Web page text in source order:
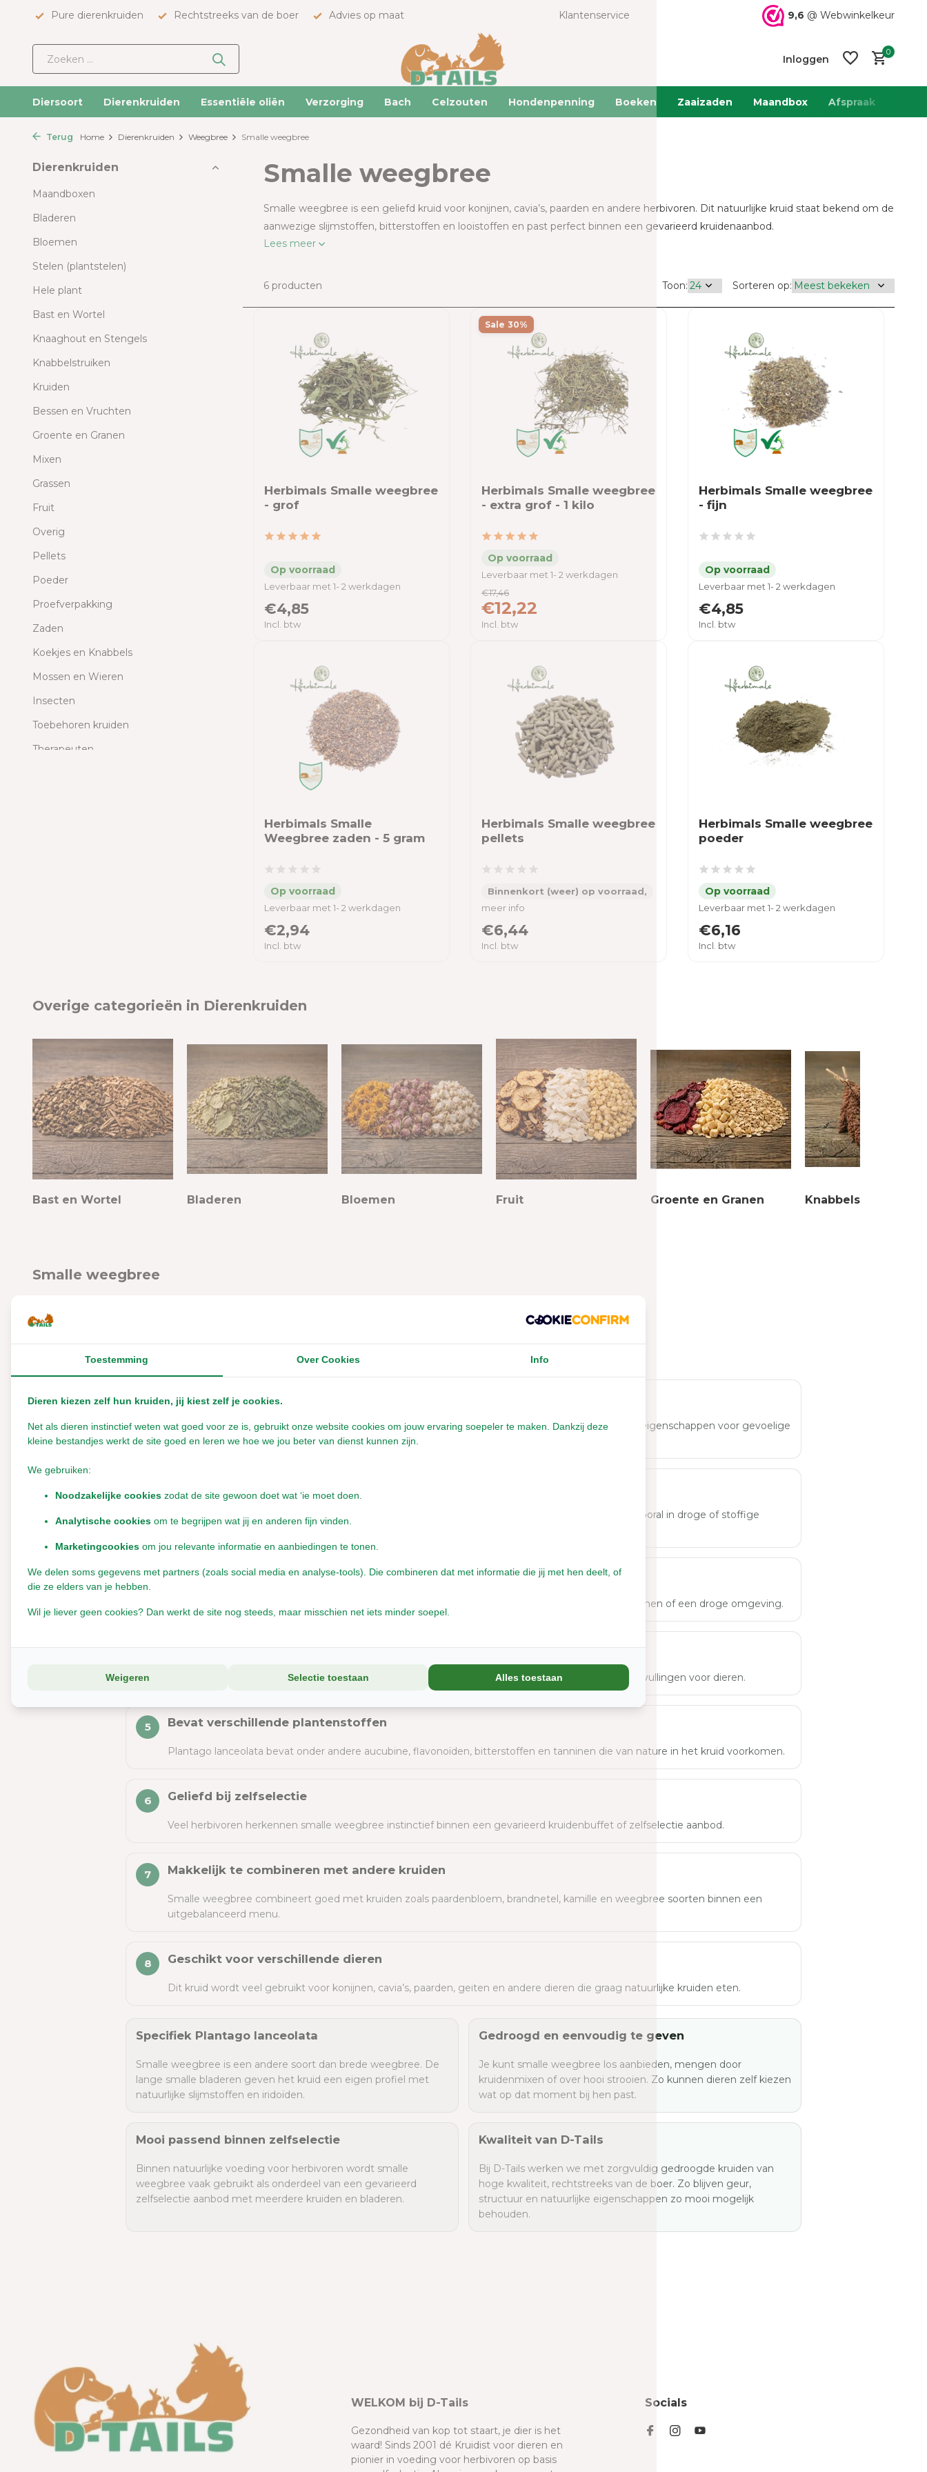
Pure dierenkruiden Rechtstreeks van de boer Advies op maat Klantenservice 9,6 @ Webwinkelkeur
Inloggen
0
Diersoort Dierenkruiden Essentiële oliën Verzorging Bach Celzouten Hondenpenning Boeken Zaaizaden Maandbox Afspraak
Terug Home Dierenkruiden Weegbree Smalle weegbree
Dierenkruiden
Maandboxen
Bladeren
Bloemen
Stelen (plantstelen)
Hele plant
Bast en Wortel
Knaaghout en Stengels
Knabbelstruiken
Kruiden
Bessen en Vruchten
Groente en Granen
Mixen
Grassen
Fruit
Overig
Pellets
Poeder
Proefverpakking
Zaden
Koekjes en Knabbels
Mossen en Wieren
Insecten
Toebehoren kruiden
Therapeuten
Alle merken
Herbimals
Smalle weegbree
Smalle weegbree is een geliefd kruid voor konijnen, cavia’s, paarden en andere herbivoren. Dit natuurlijke kruid staat bekend om de
aanwezige slijmstoffen, bitterstoffen en looistoffen en past perfect binnen een gevarieerd kruidenaanbod.
Lees meer
6 producten Toon: Sorteren op:
Herbimals Smalle weegbree
- grof
Leverbaar met 1- 2 werkdagen
€4,85
Incl. btw
Sale 30%
Herbimals Smalle weegbree
- extra grof - 1 kilo
Leverbaar met 1- 2 werkdagen
€17,46
€12,22
Incl. btw
Herbimals Smalle weegbree
- fijn
Leverbaar met 1- 2 werkdagen
€4,85
Incl. btw
Herbimals Smalle
Weegbree zaden - 5 gram
Leverbaar met 1- 2 werkdagen
€2,94
Incl. btw
Herbimals Smalle weegbree
pellets
Binnenkort (weer) op voorraad,
meer info
€6,44
Incl. btw
Herbimals Smalle weegbree
poeder
Leverbaar met 1- 2 werkdagen
€6,16
Incl. btw
Overige categorieën in Dierenkruiden
Bast en Wortel Bladeren Bloemen Fruit Groente en Granen Knabbelstruiken
Smalle weegbree
natuurlijke slijmstoffen, bitterstoffen en looistoffen maken dit kruid geliefd binnen een gevarieerd
kruidenaanbod.
Van nature rijk aan slijmstoffen
Smalle weegbree bevat natuurlijke slijmstoffen die bekendstaan om hun zachte en verzachtende eigenschappen voor gevoelige
slijmvliezen.
Dit kruid wordt al generaties lang gebruikt als ondersteuning voor keel en bovenste luchtwegen, vooral in droge of stoffige
periodes.
Ondersteunt bij kriebel in de keel
Door de verzachtende eigenschappen wordt smalle weegbree vaak gekozen bij wisselende seizoenen of een droge omgeving.
Past goed binnen natuurlijke voeding
Smalle weegbree sluit mooi aan bij een gevarieerd aanbod van kruiden, bladeren en natuurlijke aanvullingen voor dieren.
Bevat verschillende plantenstoffen
Plantago lanceolata bevat onder andere aucubine, flavonoïden, bitterstoffen en tanninen die van nature in het kruid voorkomen.
Geliefd bij zelfselectie
Veel herbivoren herkennen smalle weegbree instinctief binnen een gevarieerd kruidenbuffet of zelfselectie aanbod.
Makkelijk te combineren met andere kruiden
Smalle weegbree combineert goed met kruiden zoals paardenbloem, brandnetel, kamille en weegbree soorten binnen een
uitgebalanceerd menu.
Geschikt voor verschillende dieren
Dit kruid wordt veel gebruikt voor konijnen, cavia’s, paarden, geiten en andere dieren die graag natuurlijke kruiden eten.
Specifiek Plantago lanceolata
Smalle weegbree is een andere soort dan brede weegbree. De
lange smalle bladeren geven het kruid een eigen profiel met
natuurlijke slijmstoffen en iridoïden.
Gedroogd en eenvoudig te geven
Je kunt smalle weegbree los aanbieden, mengen door
kruidenmixen of over hooi strooien. Zo kunnen dieren zelf kiezen
wat op dat moment bij hen past.
Mooi passend binnen zelfselectie
Binnen natuurlijke voeding voor herbivoren wordt smalle
weegbree vaak gebruikt als onderdeel van een gevarieerd
zelfselectie aanbod met meerdere kruiden en bladeren.
Kwaliteit van D-Tails
Bij D-Tails werken we met zorgvuldig gedroogde kruiden van
hoge kwaliteit, rechtstreeks van de boer. Zo blijven geur,
structuur en natuurlijke eigenschappen zo mooi mogelijk
behouden.
WELKOM bij D-Tails
Gezondheid van kop tot staart, je dier is het
waard! Sinds 2001 dé Kruidist voor dieren en
pionier in voeding voor herbivoren op basis
Socials
Toestemming Over Cookies Info
Dieren kiezen zelf hun kruiden, jij kiest zelf je cookies.
Net als dieren instinctief weten wat goed voor ze is, gebruikt onze website cookies om jouw ervaring soepeler te maken. Dankzij deze
kleine bestandjes werkt de site goed en leren we hoe we jou beter van dienst kunnen zijn.
We gebruiken:
Noodzakelijke cookies zodat de site gewoon doet wat ‘ie moet doen.
Analytische cookies om te begrijpen wat jij en anderen fijn vinden.
Marketingcookies om jou relevante informatie en aanbiedingen te tonen.
We delen soms gegevens met partners (zoals social media en analyse-tools). Die combineren dat met informatie die jij met hen deelt, of
die ze elders van je hebben.
Wil je liever geen cookies? Dan werkt de site nog steeds, maar misschien net iets minder soepel.
Weigeren Selectie toestaan Alles toestaan